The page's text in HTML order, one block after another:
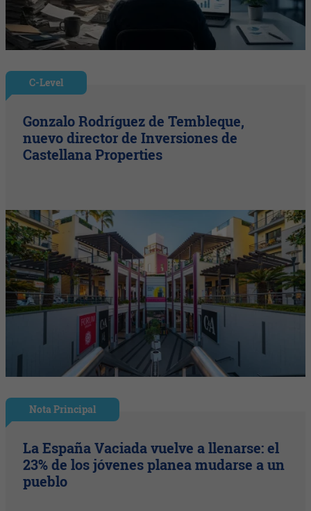
C-Level
Gonzalo Rodríguez de Tembleque,
nuevo director de Inversiones de
Castellana Properties
Nota Principal
La España Vaciada vuelve a llenarse: el
23% de los jóvenes planea mudarse a un
pueblo